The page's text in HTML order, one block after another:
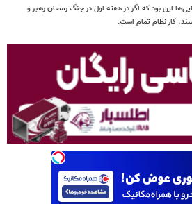
این بود که اگر در هفته اول در جنگ رمضان رهبر و
کار نظام تمام است.